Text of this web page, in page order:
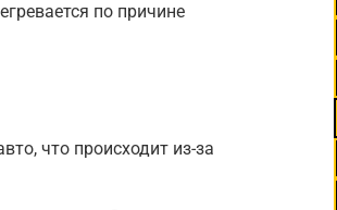
по причине
что происходит из-за